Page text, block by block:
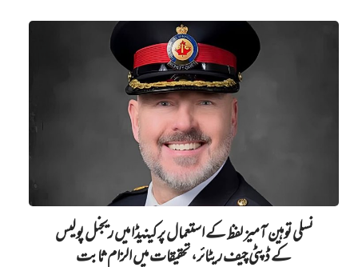
نسلی توہین آمیز لفظ کے استعمال پر کینیڈا میں ریجنل پولیس
کے ڈپٹی چیف ریٹائر، تحقیقات میں الزام ثابت